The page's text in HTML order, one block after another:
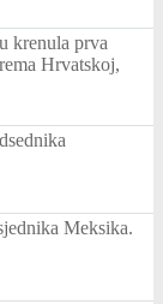
krenula prva
Hrvatskoj,
Meksika.